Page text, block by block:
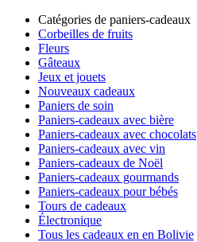
Catégories de paniers-cadeaux
Corbeilles de fruits
Fleurs
Gâteaux
Jeux et jouets
Nouveaux cadeaux
Paniers de soin
Paniers-cadeaux avec bière
Paniers-cadeaux avec chocolats
Paniers-cadeaux avec vin
Paniers-cadeaux de Noël
Paniers-cadeaux gourmands
Paniers-cadeaux pour bébés
Tours de cadeaux
Électronique
Tous les cadeaux en en Bolivie